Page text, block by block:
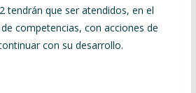
tendrán que ser atendidos, en el
competencias, con acciones de
con su desarrollo.